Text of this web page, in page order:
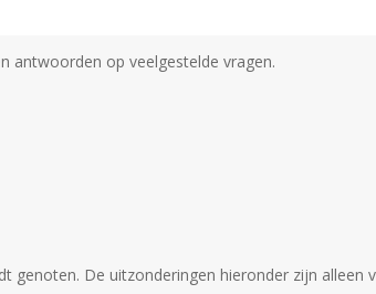
antwoorden op veelgestelde vragen.
De uitzonderingen hieronder zijn alleen